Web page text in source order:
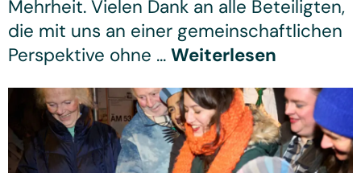
Mehrheit. Vielen Dank an alle Beteiligten,
die mit uns an einer gemeinschaftlichen
Perspektive ohne ... Weiterlesen